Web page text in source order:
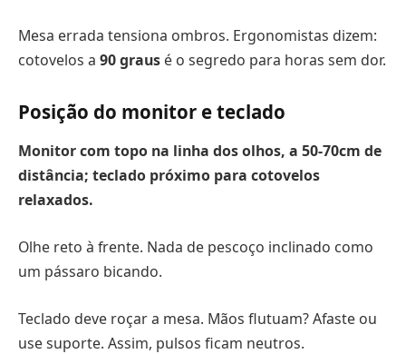
Mesa errada tensiona ombros. Ergonomistas dizem:
cotovelos a 90 graus é o segredo para horas sem dor.
Posição do monitor e teclado
Monitor com topo na linha dos olhos, a 50-70cm de
distância; teclado próximo para cotovelos
relaxados.
Olhe reto à frente. Nada de pescoço inclinado como
um pássaro bicando.
Teclado deve roçar a mesa. Mãos flutuam? Afaste ou
use suporte. Assim, pulsos ficam neutros.